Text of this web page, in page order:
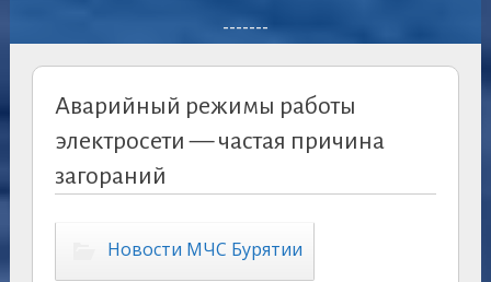
-------
Аварийный режимы работы
электросети — частая причина
загораний
Новости МЧС Бурятии